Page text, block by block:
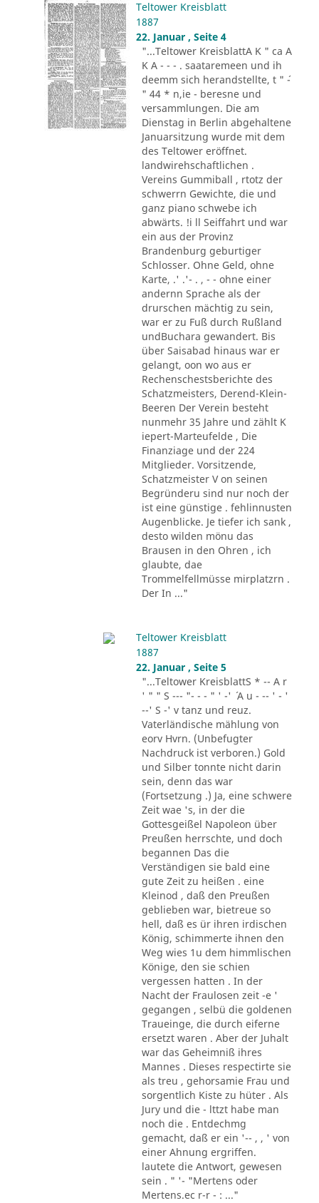
Teltower Kreisblatt
1887
22. Januar , Seite 4
"...Teltower KreisblattA K " ca A
K A - - - . saataremeen und ih
deemm sich herandstellte, t " ´-
" 44 * n,ie - beresne und
versammlungen. Die am
Dienstag in Berlin abgehaltene
Januarsitzung wurde mit dem
des Teltower eröffnet.
landwirehschaftlichen .
Vereins Gummiball , rtotz der
schwerrn Gewichte, die und
ganz piano schwebe ich
abwärts. !i ll Seiffahrt und war
ein aus der Provinz
Brandenburg geburtiger
Schlosser. Ohne Geld, ohne
Karte, .' .'- . , - - ohne einer
andernn Sprache als der
drurschen mächtig zu sein,
war er zu Fuß durch Rußland
undBuchara gewandert. Bis
über Saisabad hinaus war er
gelangt, oon wo aus er
Rechenschestsberichte des
Schatzmeisters, Derend-Klein-
Beeren Der Verein besteht
nunmehr 35 Jahre und zählt K
iepert-Marteufelde , Die
Finanziage und der 224
Mitglieder. Vorsitzende,
Schatzmeister V on seinen
Begründeru sind nur noch der
ist eine günstige . fehlinnusten
Augenblicke. Je tiefer ich sank ,
desto wilden mönu das
Brausen in den Ohren , ich
glaubte, dae
Trommelfellmüsse mirplatzrn .
Der In ..."
Teltower Kreisblatt
1887
22. Januar , Seite 5
"...Teltower KreisblattS * -- A r
' " " S --- "- - - " ' -' ´ A u - -- ' - '
--' S -' v tanz und reuz.
Vaterländische mählung von
eorv Hvrn. (Unbefugter
Nachdruck ist verboren.) Gold
und Silber tonnte nicht darin
sein, denn das war
(Fortsetzung .) Ja, eine schwere
Zeit wae 's, in der die
Gottesgeißel Napoleon über
Preußen herrschte, und doch
begannen Das die
Verständigen sie bald eine
gute Zeit zu heißen . eine
Kleinod , daß den Preußen
geblieben war, bietreue so
hell, daß es ür ihren irdischen
König, schimmerte ihnen den
Weg wies 1u dem himmlischen
Könige, den sie schien
vergessen hatten . In der
Nacht der Fraulosen zeit -e '
gegangen , selbü die goldenen
Traueinge, die durch eiferne
ersetzt waren . Aber der Juhalt
war das Geheimniß ihres
Mannes . Dieses respectirte sie
als treu , gehorsamie Frau und
sorgentlich Kiste zu hüter . Als
Jury und die - lttzt habe man
noch die . Entdechmg
gemacht, daß er ein '-- , , ' von
einer Ahnung ergriffen.
lautete die Antwort, gewesen
sein . " '- "Mertens oder
Mertens.ec r-r - : ..."